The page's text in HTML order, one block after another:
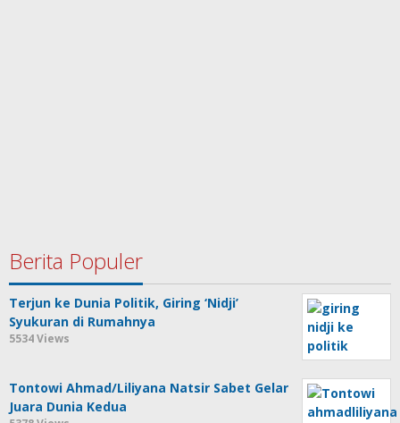
Berita Populer
Terjun ke Dunia Politik, Giring ‘Nidji’
Syukuran di Rumahnya
5534 Views
Tontowi Ahmad/Liliyana Natsir Sabet Gelar
Juara Dunia Kedua